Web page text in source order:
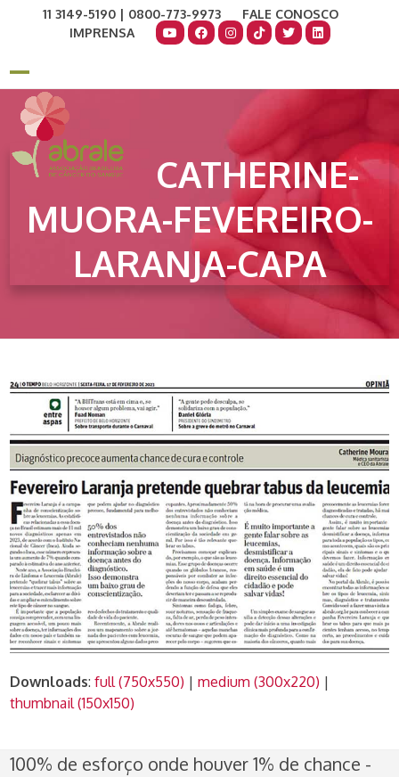
11 3149-5190 | 0800-773-9973
FALE CONOSCO
IMPRENSA
Open
mobile
menu
Close
mobile
menu
CATHERINE-
MUORA-FEVEREIRO-
LARANJA-CAPA
Downloads:full (750x550) |medium (300x220) |
thumbnail (150x150)
100% de esforço onde houver 1% de chance -